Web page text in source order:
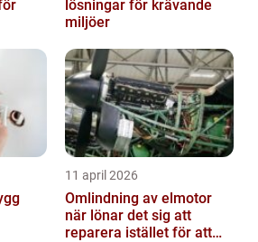
lösningar för krävande
miljöer
11 april 2026
Omlindning av elmotor
när lönar det sig att
reparera istället för att